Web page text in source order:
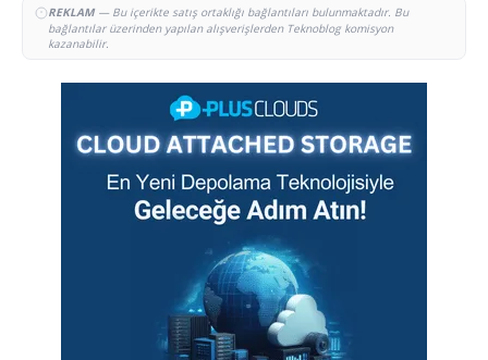
REKLAM— Bu içerikte satış ortaklığı bağlantıları bulunmaktadır. Bu
bağlantılar üzerinden yapılan alışverişlerden Teknoblog komisyon
kazanabilir.